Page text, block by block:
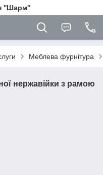
''Шарм''
Меблева фурнітура
нержавійки з рамою